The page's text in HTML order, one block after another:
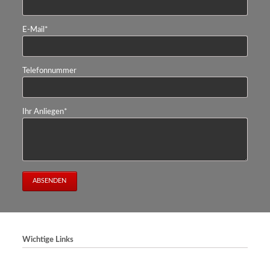
Pflichtfeld
E-Mail *
Telefonnummer
Pflichtfeld
Ihr Anliegen*
ABSENDEN
Wichtige Links